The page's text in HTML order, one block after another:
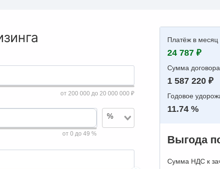
от 200 000 до 20 000 000 ₽
от 0 до 49 %
%
Платёж в месяц
24 787 ₽
Сумма договора
1 587 220 ₽
Годовое
11.74 %
Выгода
Сумма НДС к